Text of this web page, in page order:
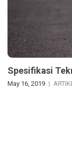
Spesifikasi
May 16, 2019